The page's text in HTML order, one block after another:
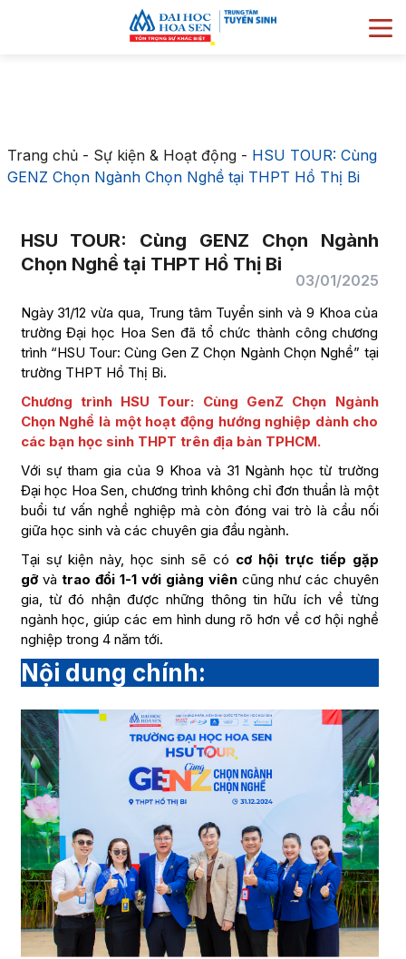
Trang chủ- Sự kiện & Hoạt động- HSU TOUR: Cùng
GENZ Chọn Ngành Chọn Nghề tại THPT Hồ Thị Bi
HSU TOUR: Cùng GENZ Chọn Ngành
Chọn Nghề tại THPT Hồ Thị Bi
03/01/2025
Ngày 31/12 vừa qua, Trung tâm Tuyển sinh và 9 Khoa của
trường Đại học Hoa Sen đã tổ chức thành công chương
trình “HSU Tour: Cùng Gen Z Chọn Ngành Chọn Nghề” tại
trường THPT Hồ Thị Bi.
Chương trình HSU Tour: Cùng GenZ Chọn Ngành
Chọn Nghề là một hoạt động hướng nghiệp dành cho
các bạn học sinh THPT trên địa bàn TPHCM.
Với sự tham gia của 9 Khoa và 31 Ngành học từ trường
Đại học Hoa Sen, chương trình không chỉ đơn thuần là một
buổi tư vấn nghề nghiệp mà còn đóng vai trò là cầu nối
giữa học sinh và các chuyên gia đầu ngành.
Tại sự kiện này, học sinh sẽ có cơ hội trực tiếp gặp
gỡ và trao đổi 1-1 với giảng viêncũng như các chuyên
gia, từ đó nhận được những thông tin hữu ích về từng
ngành học, giúp các em hình dung rõ hơn về cơ hội nghề
nghiệp trong 4 năm tới.
Nội dung chính: